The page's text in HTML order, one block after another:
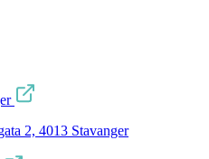
2, 4013 Stavanger